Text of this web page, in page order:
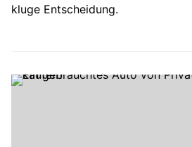
kluge Entscheidung.